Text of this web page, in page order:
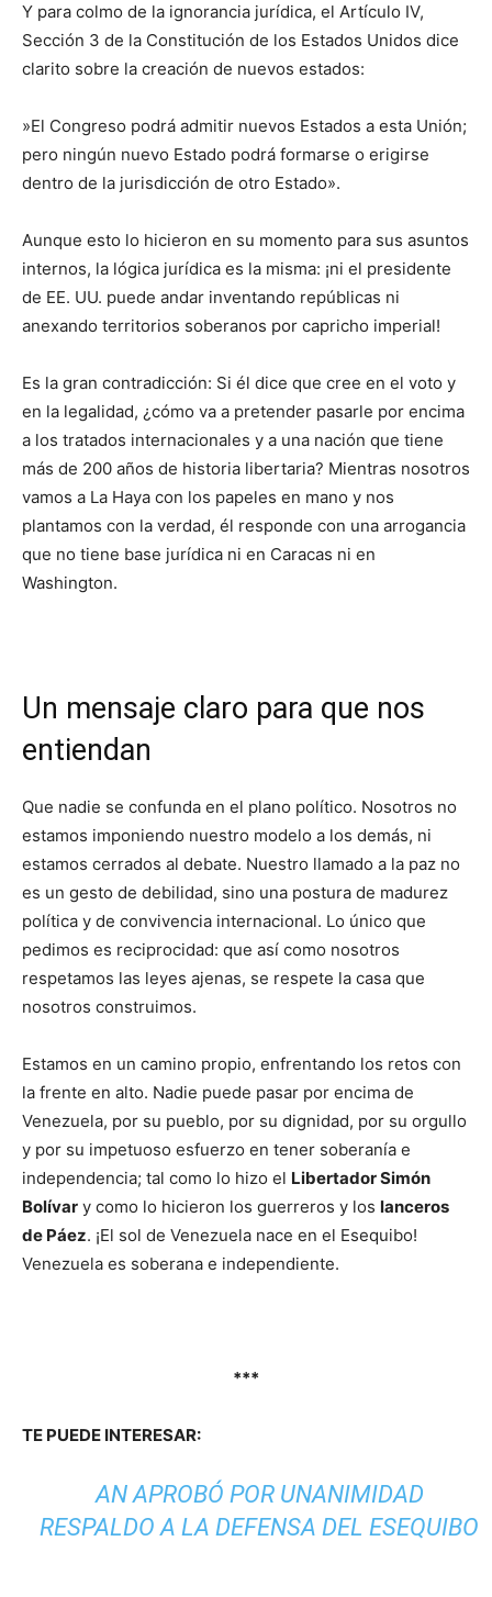
​Y para colmo de la ignorancia jurídica, el Artículo IV,
Sección 3 de la Constitución de los Estados Unidos dice
clarito sobre la creación de nuevos estados:
​»El Congreso podrá admitir nuevos Estados a esta Unión;
pero ningún nuevo Estado podrá formarse o erigirse
dentro de la jurisdicción de otro Estado».
​Aunque esto lo hicieron en su momento para sus asuntos
internos, la lógica jurídica es la misma: ¡ni el presidente
de EE. UU. puede andar inventando repúblicas ni
anexando territorios soberanos por capricho imperial!
​Es la gran contradicción: Si él dice que cree en el voto y
en la legalidad, ¿cómo va a pretender pasarle por encima
a los tratados internacionales y a una nación que tiene
más de 200 años de historia libertaria? Mientras nosotros
vamos a La Haya con los papeles en mano y nos
plantamos con la verdad, él responde con una arrogancia
que no tiene base jurídica ni en Caracas ni en
Washington.
​Un mensaje claro para que nos
entiendan
​Que nadie se confunda en el plano político. Nosotros no
estamos imponiendo nuestro modelo a los demás, ni
estamos cerrados al debate. Nuestro llamado a la paz no
es un gesto de debilidad, sino una postura de madurez
política y de convivencia internacional. Lo único que
pedimos es reciprocidad: que así como nosotros
respetamos las leyes ajenas, se respete la casa que
nosotros construimos.
​Estamos en un camino propio, enfrentando los retos con
la frente en alto. Nadie puede pasar por encima de
Venezuela, por su pueblo, por su dignidad, por su orgullo
y por su impetuoso esfuerzo en tener soberanía e
independencia; tal como lo hizo el Libertador Simón
Bolívar y como lo hicieron los guerreros y los lanceros
de Páez. ¡El sol de Venezuela nace en el Esequibo!
Venezuela es soberana e independiente.
***
TE PUEDE INTERESAR:
AN APROBÓ POR UNANIMIDAD
RESPALDO A LA DEFENSA DEL ESEQUIBO